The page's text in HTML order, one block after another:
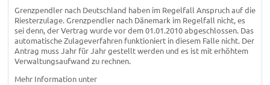
Grenzpendler nach Deutschland haben im Regelfall Anspruch auf die
Riesterzulage. Grenzpendler nach Dänemark im Regelfall nicht, es
sei denn, der Vertrag wurde vor dem 01.01.2010 abgeschlossen. Das
automatische Zulageverfahren funktioniert in diesem Falle nicht. Der
Antrag muss Jahr für Jahr gestellt werden und es ist mit erhöhtem
Verwaltungsaufwand zu rechnen.
Mehr Information unter